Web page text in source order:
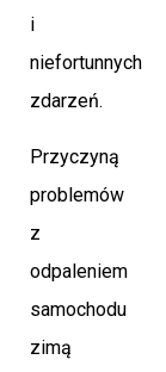
i
niefortunnych
zdarzeń.
Przyczyną
problemów
z
odpaleniem
samochodu
zimą